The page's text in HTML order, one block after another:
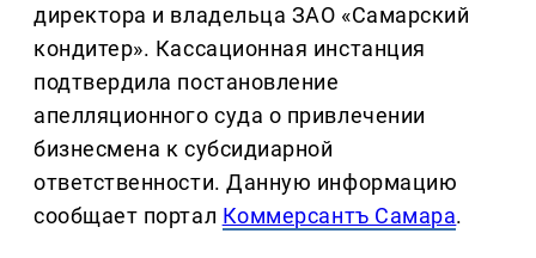
директора и владельца ЗАО «Самарский
кондитер». Кассационная инстанция
подтвердила постановление
апелляционного суда о привлечении
бизнесмена к субсидиарной
ответственности. Данную информацию
сообщает портал Коммерсантъ Самара.